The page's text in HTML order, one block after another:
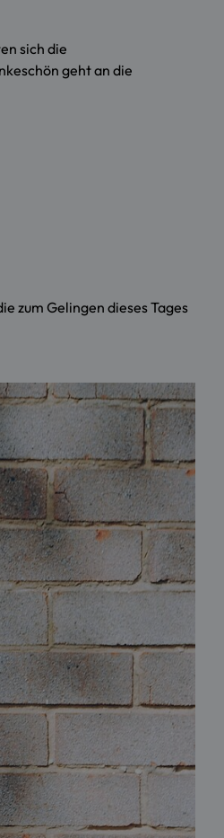
sich die
geht an die
zum Gelingen dieses Tages